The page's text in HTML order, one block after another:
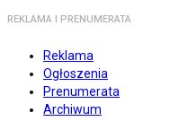
REKLAMA I PRENUMERATA
Reklama
Ogłoszenia
Prenumerata
Archiwum